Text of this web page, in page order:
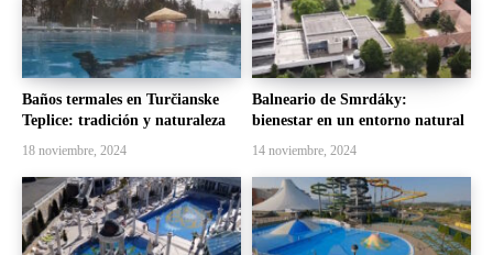
Baños termales en Turčianske
Teplice: tradición y naturaleza
18 noviembre, 2024
Balneario de Smrdáky:
bienestar en un entorno natural
14 noviembre, 2024